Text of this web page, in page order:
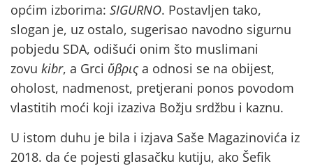
općim izborima: SIGURNO. Postavljen tako,
slogan je, uz ostalo, sugerisao navodno sigurnu
pobjedu SDA, odišući onim što muslimani
zovu kibr, a Grci ὕβριςa odnosi se na obijest,
oholost, nadmenost, pretjerani ponos povodom
vlastitih moći koji izaziva Božju srdžbu i kaznu.
U istom duhu je bila i izjava Saše Magazinovića iz
2018. da će pojesti glasačku kutiju, ako Šefik